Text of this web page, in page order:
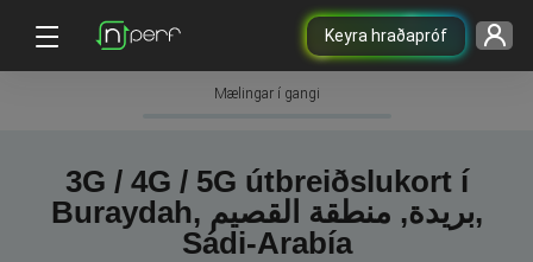
Keyra hraðapróf
Mælingar í gangi
3G / 4G / 5G útbreiðslukort í
Buraydah, بريدة, منطقة القصيم,
Sádi-Arabía